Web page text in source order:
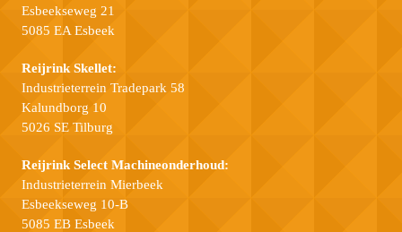
Esbeekseweg 21
5085 EA Esbeek
Reijrink Skellet:
Industrieterrein Tradepark 58
Kalundborg 10
5026 SE Tilburg
Reijrink Select Machineonderhoud:
Industrieterrein Mierbeek
Esbeekseweg 10-B
5085 EB Esbeek